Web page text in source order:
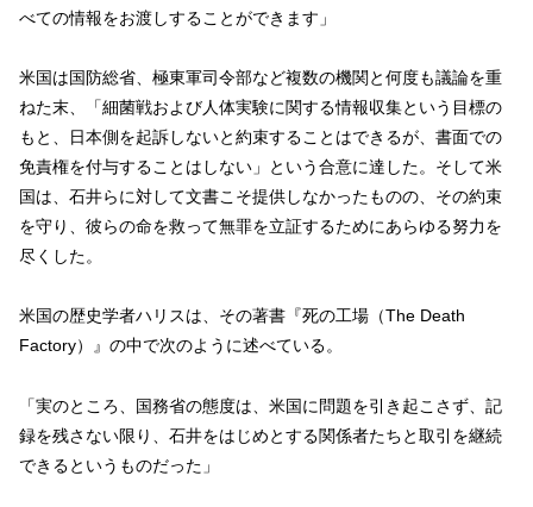
べての情報をお渡しすることができます」
米国は国防総省、極東軍司令部など複数の機関と何度も議論を重
ねた末、「細菌戦および人体実験に関する情報収集という目標の
もと、日本側を起訴しないと約束することはできるが、書面での
免責権を付与することはしない」という合意に達した。そして米
国は、石井らに対して文書こそ提供しなかったものの、その約束
を守り、彼らの命を救って無罪を立証するためにあらゆる努力を
尽くした。
米国の歴史学者ハリスは、その著書『死の工場（The Death
Factory）』の中で次のように述べている。
「実のところ、国務省の態度は、米国に問題を引き起こさず、記
録を残さない限り、石井をはじめとする関係者たちと取引を継続
できるというものだった」